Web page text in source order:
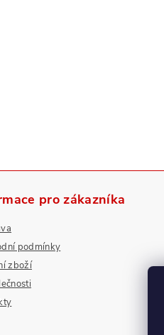
pro zákazníka
podmínky
zboží